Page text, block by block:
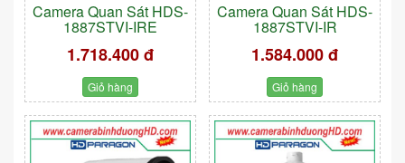
Camera Quan Sát HDS-
1887STVI-IRE
1.718.400 đ
Giỏ hàng
Camera Quan Sát HDS-
1887STVI-IR
1.584.000 đ
Giỏ hàng